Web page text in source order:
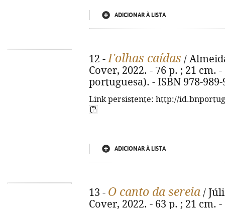
ADICIONAR À LISTA
12 -Folhas caídas /
Cover, 2022. - 76 p. ; 21 cm.
portuguesa). - ISBN 978-989-
Link persistente: http://
ADICIONAR À LISTA
13 - O canto da sereia /
Cover, 2022. - 63 p. ; 21 cm.